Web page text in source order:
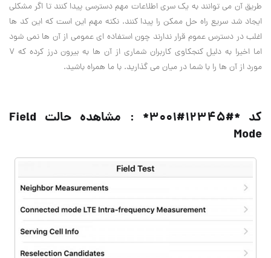
طریق آن می توانند به یک سری اطلاعات مهم دسترسی پیدا کنند تا اگر مشکلی
ایجاد شد سریع راه حل ممکن را پیدا کنند. نکته مهم این است که این کد ها
اغلب در دسترس عموم قرار ندارند چون استفاده ای عمومی از آن ها نمی شود
اما اخیرا به دلیل کنجکاوی کاربران شماری از آن ها به بیرون درز کرده که ۷
مورد از آن ها را با شما در میان می گذارید. با ما همراه باشید.
کد *#۱۲۳۴۵#۳۰۰۱* : مشاهده حالت Field
Mode